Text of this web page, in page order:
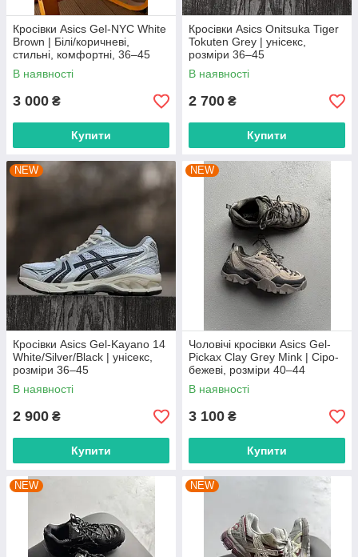
Кросівки Asics Gel-NYC White
Brown | Білі/коричневі,
стильні, комфортні, 36–45
В наявності
3 000 ₴
Купити
Кросівки Asics Onitsuka Tiger
Tokuten Grey | унісекс,
розміри 36–45
В наявності
2 700 ₴
Купити
NEW
Кросівки Asics Gel-Kayano 14
White/Silver/Black | унісекс,
розміри 36–45
В наявності
2 900 ₴
Купити
NEW
Чоловічі кросівки Asics Gel-
Pickax Clay Grey Mink | Сіро-
бежеві, розміри 40–44
В наявності
3 100 ₴
Купити
NEW NEW